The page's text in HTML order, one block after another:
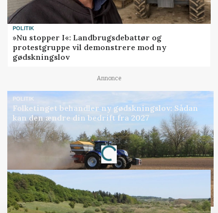
POLITIK
»Nu stopper I«: Landbrugsdebattør og
protestgruppe vil demonstrere mod ny
gødskningslov
Annonce
POLITIK
Folketinget behandler ny gødskningslov: Sådan
kan den ændre din bedrift fra 2027
Annonce
Loading...